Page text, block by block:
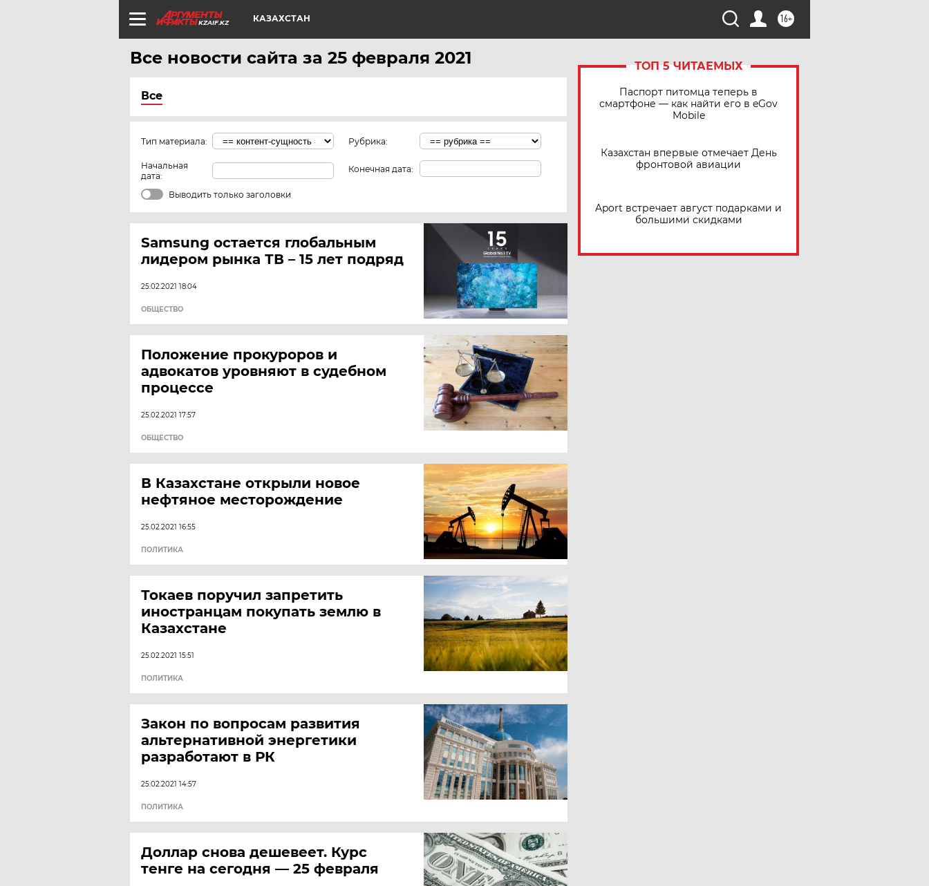
KZAIF.KZ 16+
КАЗАХСТАН
Все новости сайта за 25 февраля 2021
Все
Тип материала: Рубрика:
Начальная
дата:
Конечная дата:
Выводить только заголовки
Samsung остается глобальным
лидером рынка ТВ – 15 лет подряд
25.02.2021 18:04
ОБЩЕСТВО
Положение прокуроров и
адвокатов уровняют в судебном
процессе
25.02.2021 17:57
ОБЩЕСТВО
В Казахстане открыли новое
нефтяное месторождение
25.02.2021 16:55
ПОЛИТИКА
Токаев поручил запретить
иностранцам покупать землю в
Казахстане
25.02.2021 15:51
ПОЛИТИКА
Закон по вопросам развития
альтернативной энергетики
разработают в РК
25.02.2021 14:57
ПОЛИТИКА
Доллар снова дешевеет. Курс
тенге на сегодня — 25 февраля
ТОП 5 ЧИТАЕМЫХ
Паспорт питомца теперь в
смартфоне — как найти его в eGov
Mobile
Казахстан впервые отмечает День
фронтовой авиации
Aport встречает август подарками и
большими скидками